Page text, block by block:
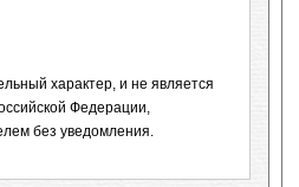
характер, и не является
Федерации,
без уведомления.